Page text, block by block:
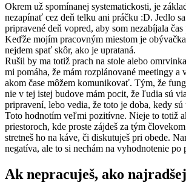
Okrem už spomínanej systematickosti, je
nezapínať cez deň telku ani práčku :D. Jedlo
pripravené deň vopred, aby som nezabíjala
Keďže mojím pracovným miestom je
nejdem spať skôr, ako je uprataná.
Rušil by ma totiž prach na stole alebo
mi pomáha, že mám rozplánované meetingy a
akom čase môžem komunikovať. Tým, že
nie v tej istej budove mám pocit, že ľudia sú
pripravení, lebo vedia, že toto je doba, kedy
Toto hodnotím veľmi pozitívne. Nieje to totiž
priestoroch, kde proste zájdeš za tým
stretneš ho na káve, či diskutuješ pri obede.
negatíva, ale to si nechám na vyhodnotenie po
Ak nepracuješ, ako